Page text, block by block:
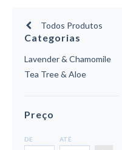
Todos Produtos
Categorias
Lavender & Chamomile
Tea Tree & Aloe
Preço
DE ATÉ